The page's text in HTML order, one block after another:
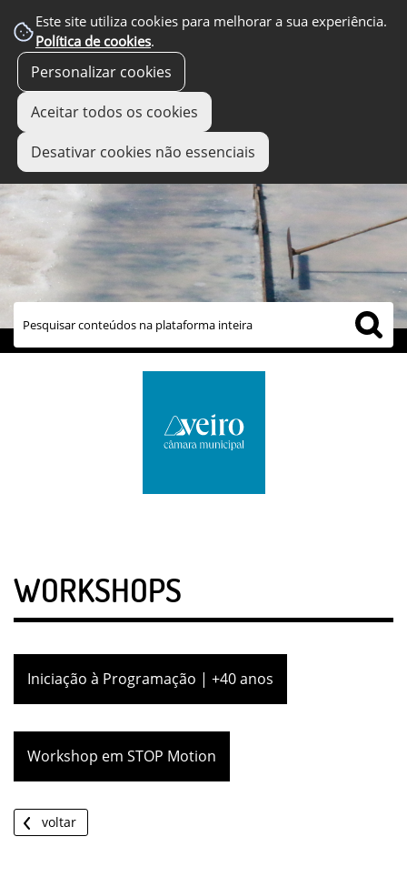
Este site utiliza cookies para melhorar a sua experiência.
Política de cookies.
Personalizar cookies
Aceitar todos os cookies
Desativar cookies não essenciais
links úteis
WORKSHOPS
Iniciação à Programação | +40 anos
Workshop em STOP Motion
voltar